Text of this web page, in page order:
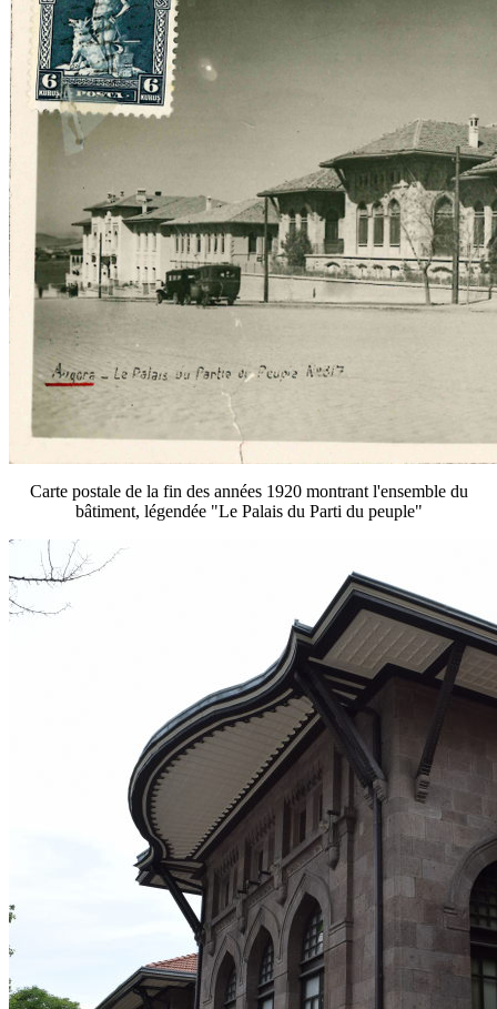
Carte postale de la fin des années 1920 montrant l'ensemble du
bâtiment, légendée "Le Palais du Parti du peuple"